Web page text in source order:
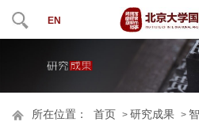
EN
所在位置： 首页 >研究成果 >